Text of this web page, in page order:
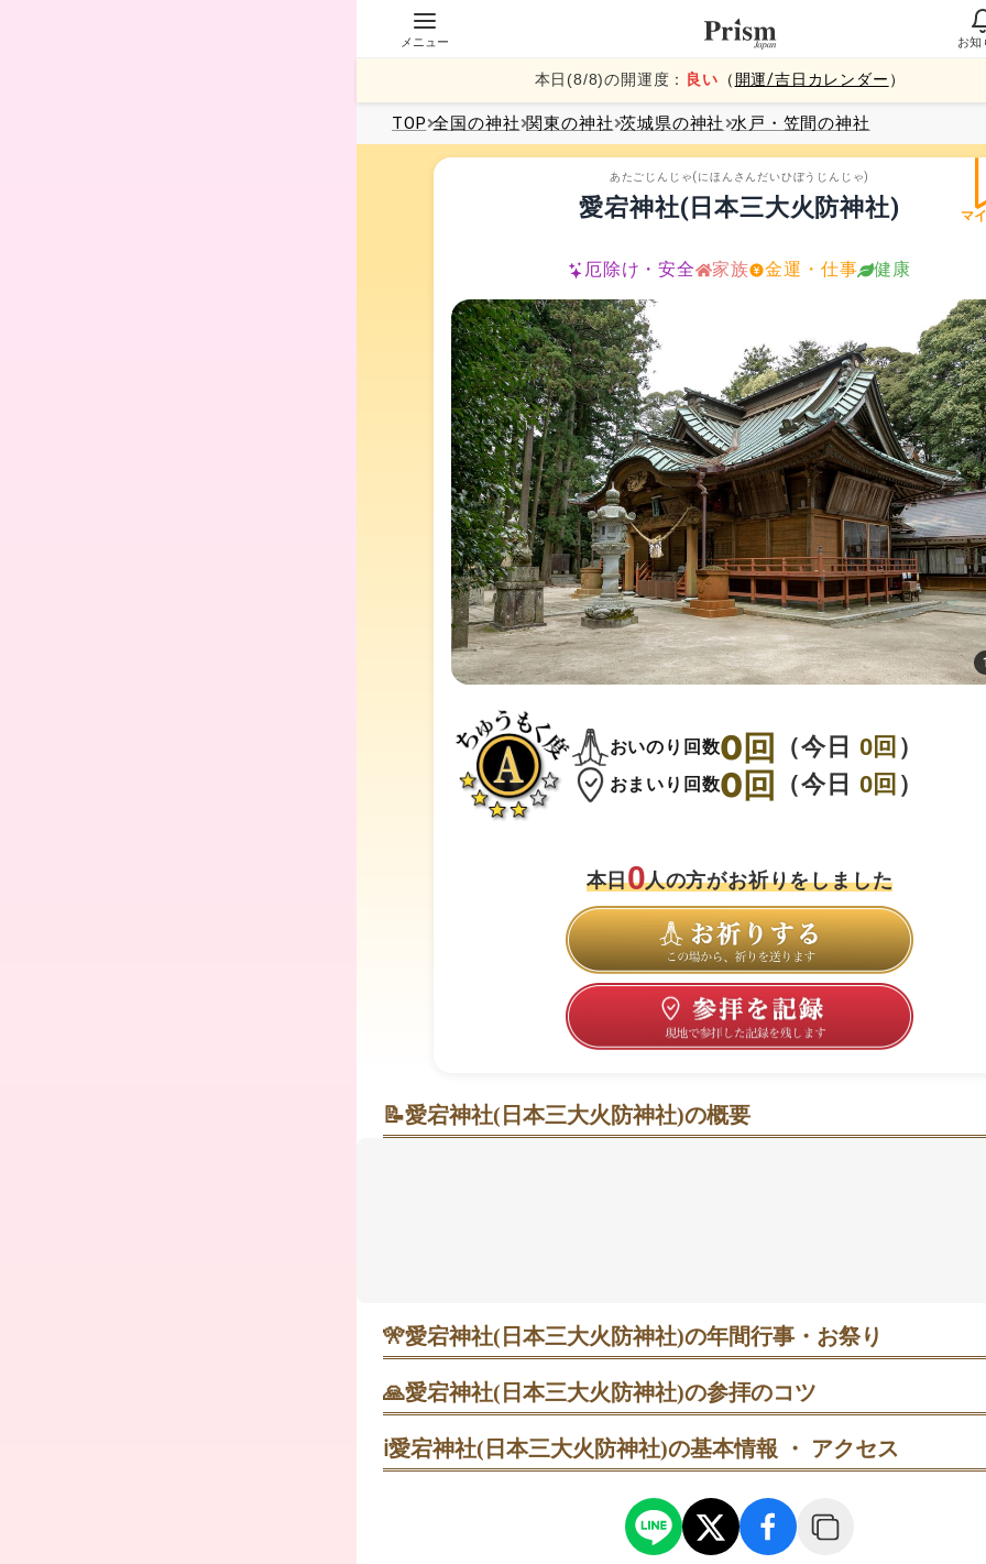
メニュー お知
本日(8/8)の開運度： 良い （ 開運/吉日カレンダー ）
TOP 全国の神社 関東の神社 茨城県の神社 水戸・笠間の神社
マ
あたごじんじゃ(にほんさんだいひぼうじんじゃ)
愛宕神社(日本三大火防神社)
厄除け・安全 家族 金運・仕事 健康
1
おいのり回数0回 （今日 0回 ）
おまいり回数0回 （今日 0回 ）
本日0人の方がお祈りをしました
📝愛宕神社(日本三大火防神社)の概要
🎌愛宕神社(日本三大火防神社)の年間行事・お祭り
盛り上がる名物行事。終了後に境内で餅まきが行われる年も。時間帯は混雑する
早めの到着がおすすめ。
3月下旬〜5月上旬 あたご山桜まつり｜山頂から山腹へと開花が移り、長い期間
🙏愛宕神社(日本三大火防神社)の参拝のコツ
で回る。
2. 南側の急な石段（約100段）は上りに使い、下りは西側の緩やかな道へ戻ると
ℹ️愛宕神社(日本三大火防神社)の基本情報 ・ アクセス